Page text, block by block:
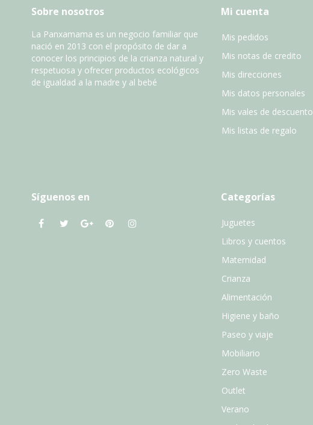
Sobre nosotros
La Panxamama es un negocio familiar que
nació en 2013 con el propósito de dar a
conocer los principios de la crianza natural y
respetuosa y ofrecer productos ecológicos
de igualdad a la madre y al bebé
Mi cuenta
Mis pedidos
Mis notas de credito
Mis direcciones
Mis datos personales
Mis vales de descuento
Mis listas de regalo
Síguenos en Categorías
Juguetes
Libros y cuentos
Maternidad
Crianza
Alimentación
Higiene y baño
Paseo y viaje
Mobiliario
Zero Waste
Outlet
Verano